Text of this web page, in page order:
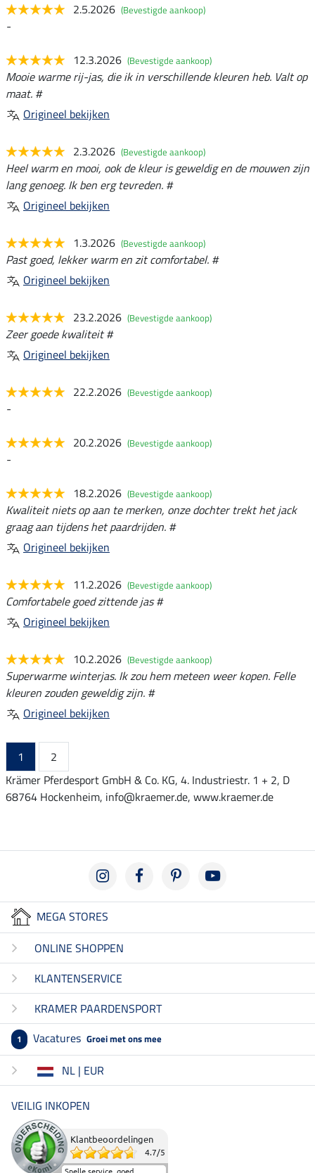
2.5.2026 (Bevestigde aankoop)
-
12.3.2026 (Bevestigde aankoop)
Mooie warme rij-jas, die ik in verschillende kleuren heb. Valt op
maat. #
Origineel bekijken
2.3.2026 (Bevestigde aankoop)
Heel warm en mooi, ook de kleur is geweldig en de mouwen zijn
lang genoeg. Ik ben erg tevreden. #
Origineel bekijken
1.3.2026 (Bevestigde aankoop)
Past goed, lekker warm en zit comfortabel. #
Origineel bekijken
23.2.2026 (Bevestigde aankoop)
Zeer goede kwaliteit #
Origineel bekijken
22.2.2026 (Bevestigde aankoop)
-
20.2.2026 (Bevestigde aankoop)
-
18.2.2026 (Bevestigde aankoop)
Kwaliteit niets op aan te merken, onze dochter trekt het jack
graag aan tijdens het paardrijden. #
Origineel bekijken
11.2.2026 (Bevestigde aankoop)
Comfortabele goed zittende jas #
Origineel bekijken
10.2.2026 (Bevestigde aankoop)
Superwarme winterjas. Ik zou hem meteen weer kopen. Felle
kleuren zouden geweldig zijn. #
Origineel bekijken
1
2
Krämer Pferdesport GmbH & Co. KG, 4. Industriestr. 1 + 2, D
68764 Hockenheim, info@kraemer.de, www.kraemer.de
MEGA STORES
ONLINE SHOPPEN
KLANTENSERVICE
KRAMER PAARDENSPORT
1 Vacatures Groei met ons mee
NL | EUR
VEILIG INKOPEN
Klantbeoordelingen
4.7/5
Snelle service, goed